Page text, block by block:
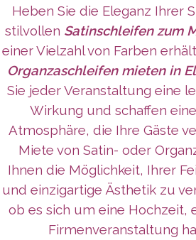
Heben Sie die Eleganz Ihrer
stilvollen Satinschleifen zum
einer Vielzahl von Farben
Organzaschleifen mieten in
Sie jeder Veranstaltung eine
Wirkung und schaffen
Atmosphäre, die Ihre Gäste
Miete von Satin- oder
Ihnen die Möglichkeit, Ihrer
und einzigartige Ästhetik zu
ob es sich um eine Hochzeit,
Firmenveranstaltung